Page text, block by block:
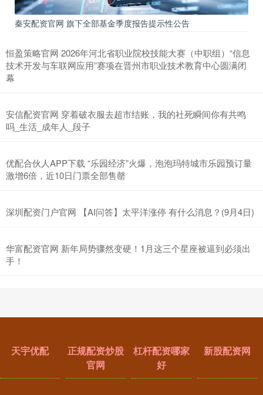
秦安配资官网 旗下全部基金季度报告提示性公告
恒盈策略官网 2026年河北省职业院校技能大赛（中职组）“信息
技术开发与车联网应用”赛项在晋州市职业技术教育中心圆满闭
幕
安信配资官网 穿着破衣服去超市结账，我的社死瞬间你有共鸣
吗_生活_成年人_段子
优配合伙人APP下载 “乐园经济”火爆，泡泡玛特城市乐园预订量
激增6倍，近10日门票全部售罄
深圳配资门户官网 【AI问答】太平洋涨停 有什么消息？(9月4日)
华富配资官网 新年局势骤然变硬！1月这三个星座被逼到必须出
手！
天宇优配
正规配资炒股
官网
杠杆配资哪家
好
新股配资网